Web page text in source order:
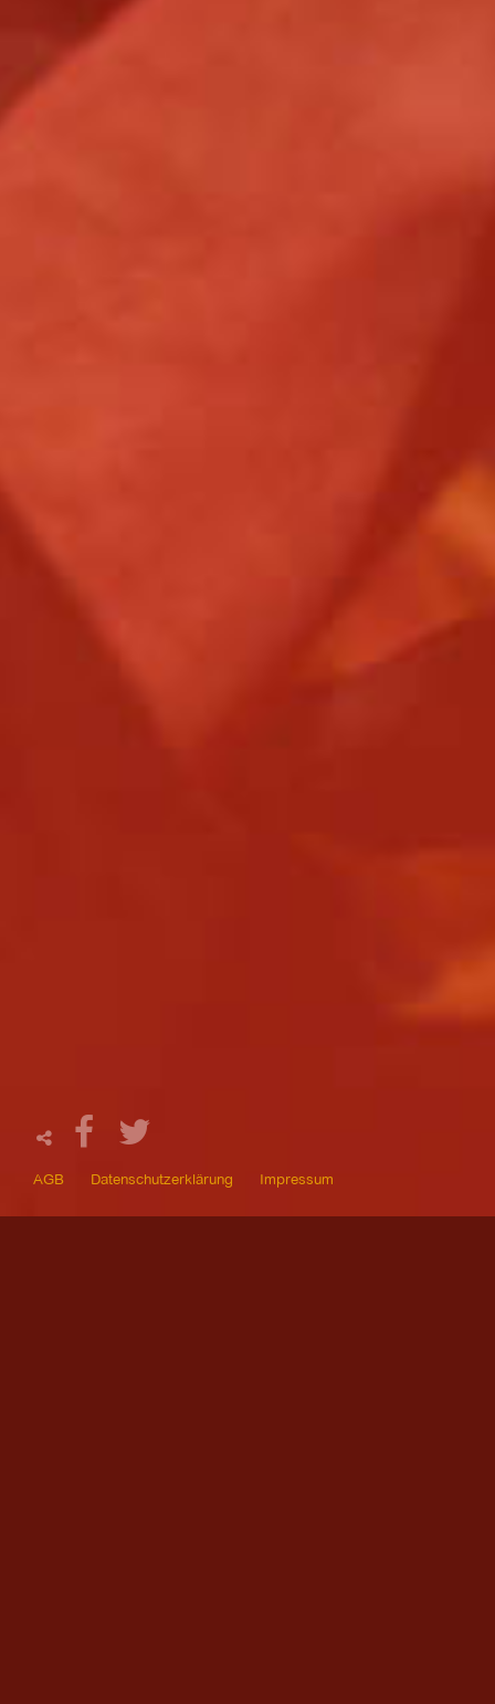
AGB Datenschutzerklärung Impressum